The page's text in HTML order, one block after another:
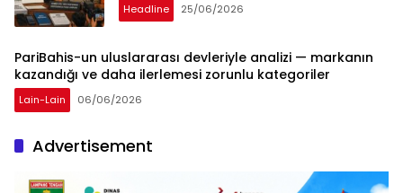
Headline 25/06/2026
PariBahis-un uluslararası devleriyle analizi — markanın
kazandığı ve daha ilerlemesi zorunlu kategoriler
Lain-Lain 06/06/2026
Advertisement